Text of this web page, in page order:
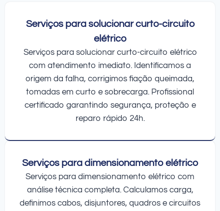
Serviços para solucionar curto-circuito
elétrico
Serviços para solucionar curto-circuito elétrico
com atendimento imediato. Identificamos a
origem da falha, corrigimos fiação queimada,
tomadas em curto e sobrecarga. Profissional
certificado garantindo segurança, proteção e
reparo rápido 24h.
Serviços para dimensionamento elétrico
Serviços para dimensionamento elétrico com
análise técnica completa. Calculamos carga,
definimos cabos, disjuntores, quadros e circuitos